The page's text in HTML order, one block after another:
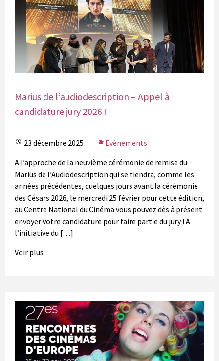
Marius de l’audiodescription – Appel à
candidature jury 2026 !
23 décembre 2025
Evènements
A l’approche de la neuvième cérémonie de remise du
Marius de l’Audiodescription qui se tiendra, comme les
années précédentes, quelques jours avant la cérémonie
des Césars 2026, le mercredi 25 février pour cette édition,
au Centre National du Cinéma vous pouvez dès à présent
envoyer votre candidature pour faire partie du jury ! A
l’initiative du […]
Voir plus